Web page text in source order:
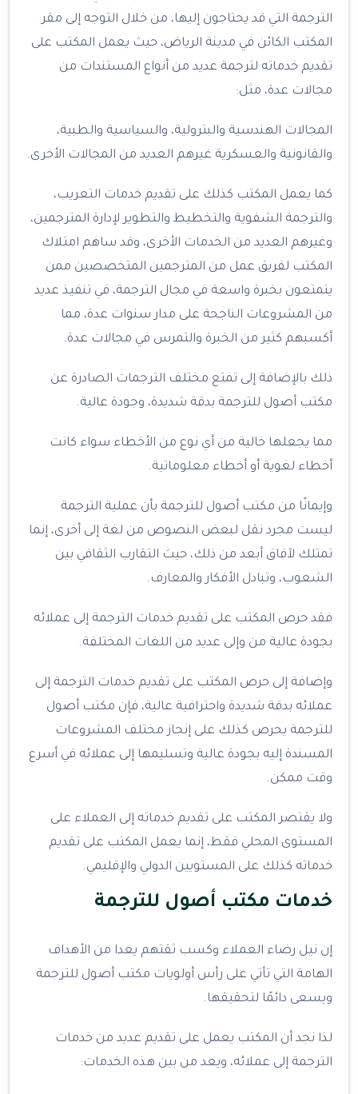
الترجمة التي قد يحتاجون إليها، من خلال التوجه إلى مقر
المكتب الكائن في مدينة الرياض، حيث يعمل المكتب على
تقديم خدماته لترجمة عديد من أنواع المستندات من
مجالات عدة، مثل:
المجالات الهندسية والبترولية، والسياسية والطبية،
والقانونية والعسكرية غيرهم العديد من المجالات الأخرى.
كما يعمل المكتب كذلك على تقديم خدمات التعريب،
والترجمة الشفوية والتخطيط والتطوير لإدارة المترجمين،
وغيرهم العديد من الخدمات الأخرى، وقد ساهم امتلاك
المكتب لفريق عمل من المترجمين المتخصصين ممن
يتمتعون بخبرة واسعة في مجال الترجمة، في تنفيذ عديد
من المشروعات الناجحة على مدار سنوات عدة، مما
أكسبهم كثير من الخبرة والتمرس في مجالات عدة.
ذلك بالإضافة إلى تمتع مختلف الترجمات الصادرة عن
مكتب أصول للترجمة بدقة شديدة، وجودة عالية.
مما يجعلها خالية من أي نوع من الأخطاء سواء كانت
أخطاء لغوية أو أخطاء معلوماتية.
وإيمانًا من مكتب أصول للترجمة بأن عملية الترجمة
ليست مجرد نقل لبعض النصوص من لغة إلى أخرى، إنما
تمتلك لآفاق أبعد من ذلك، حيث التقارب الثقافي بين
الشعوب، وتبادل الأفكار والمعارف.
فقد حرص المكتب على تقديم خدمات الترجمة إلى عملائه
بجودة عالية من وإلى عديد من اللغات المختلفة.
وإضافة إلى حرص المكتب على تقديم خدمات الترجمة إلى
عملائه بدقة شديدة واحترافية عالية، فإن مكتب أصول
للترجمة يحرص كذلك على إنجاز مختلف المشروعات
المسندة إليه بجودة عالية وتسليمها إلى عملائه في أسرع
وقت ممكن.
ولا يقتصر المكتب على تقديم خدماته إلى العملاء على
المستوى المحلي فقط، إنما يعمل المكتب على تقديم
خدماته كذلك على المستويين الدولي والإقليمي.
خدمات مكتب أصول للترجمة
إن نيل رضاء العملاء وكسب ثقتهم يعدا من الأهداف
الهامة التي تأتي على رأس أولويات مكتب أصول للترجمة
ويسعى دائمًا لتحقيقها.
لذا نجد أن المكتب يعمل على تقديم عديد من خدمات
الترجمة إلى عملائه، ويعد من بين هذه الخدمات: